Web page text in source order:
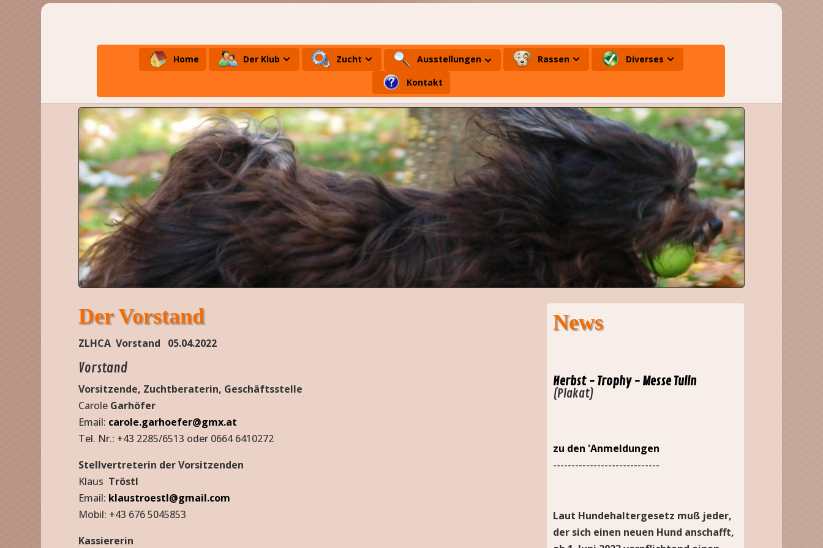
Home Der Klub Zucht Ausstellungen Rassen
Diverses
Kontakt
Der Vorstand
ZLHCA Vorstand 05.04.2022
Vorstand
Vorsitzende, Zuchtberaterin, Geschäftsstelle
Carole Garhöfer
Email: carole.garhoefer@gmx.at
Tel. Nr.: +43 2285/6513 oder 0664 6410272
Stellvertreterin der Vorsitzenden
Klaus Tröstl
Email: klaustroestl@gmail.com
Mobil: +43 676 5045853
Kassiererin
News
Herbst - Trophy - Messe Tulln
(Plakat)
zu den 'Anmeldungen
-----------------------------
Laut Hundehaltergesetz muß jeder,
der sich einen neuen Hund anschafft,